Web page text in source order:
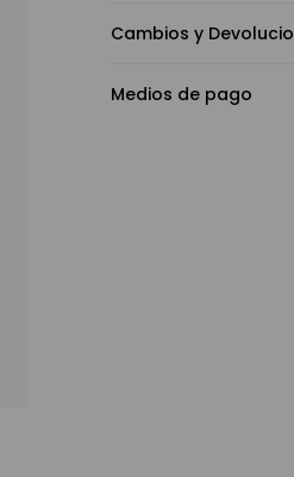
Cambios y
Medios de pago